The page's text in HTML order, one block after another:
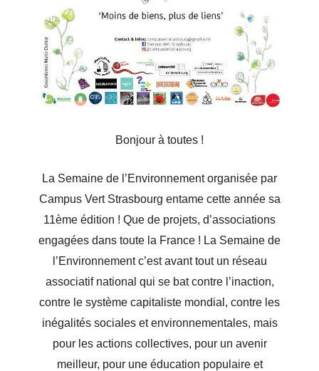
Bonjour à toutes !
La Semaine de l’Environnement organisée par
Campus Vert Strasbourg entame cette année sa
11ème édition ! Que de projets, d’associations
engagées dans toute la France ! La Semaine de
l’Environnement c’est avant tout un réseau
associatif national qui se bat contre l’inaction,
contre le système capitaliste mondial, contre les
inégalités sociales et environnementales, mais
pour les actions collectives, pour un avenir
meilleur, pour une éducation populaire et